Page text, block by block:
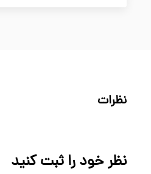
نظرات
نظر خود را ثبت کنید